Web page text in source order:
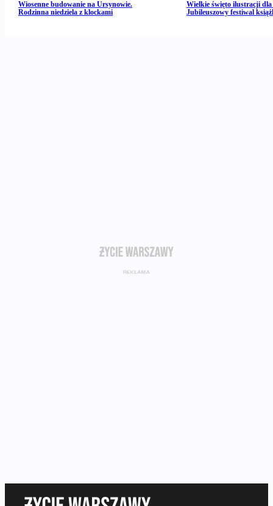
Wiosenne budowanie na Ursynowie.
Rodzinna niedziela z klockami
Wielkie święto ilustracji dla
Jubileuszowy festiwal